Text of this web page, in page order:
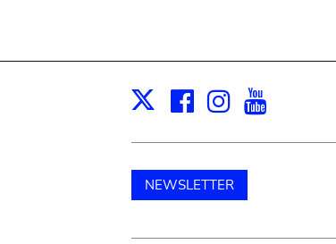
X Facebook
Instagram
NEWSLETTER